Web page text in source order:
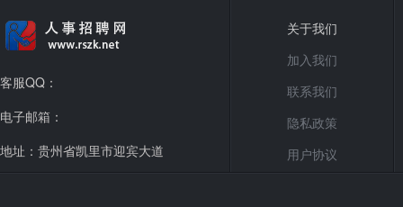
客服QQ：
电子邮箱：
地址：贵州省凯里市迎宾大道
关于我们
加入我们
联系我们
隐私政策
用户协议